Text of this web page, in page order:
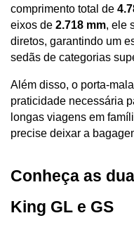
comprimento total de
eixos de 2.718 mm, ele
diretos, garantindo um
sedãs de categorias
Além disso, o porta-
praticidade necessária
longas viagens em
precise deixar a
Conheça as
King GL e GS